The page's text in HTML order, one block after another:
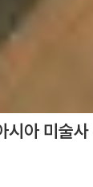
시아 미술